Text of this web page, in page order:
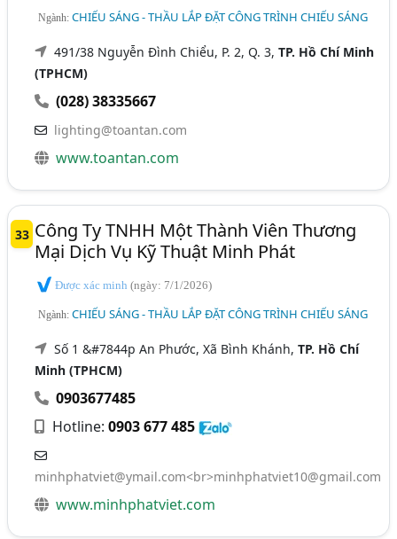
Ngành:CHIẾU SÁNG - THẦU LẮP ĐẶT CÔNG TRÌNH CHIẾU SÁNG
491/38 Nguyễn Đình Chiểu, P. 2, Q. 3,TP. Hồ Chí Minh
(TPHCM)
(028) 38335667
lighting@toantan.com
www.toantan.com
33 Công Ty TNHH Một Thành Viên Thương
Mại Dịch Vụ Kỹ Thuật Minh Phát
Được xác minh(ngày: 7/1/2026)
Ngành:CHIẾU SÁNG - THẦU LẮP ĐẶT CÔNG TRÌNH CHIẾU SÁNG
Số 1 &#7844p An Phước, Xã Bình Khánh,TP. Hồ Chí
Minh (TPHCM)
0903677485
Hotline:0903 677 485
minhphatviet@ymail.com<br>minhphatviet10@gmail.com
www.minhphatviet.com